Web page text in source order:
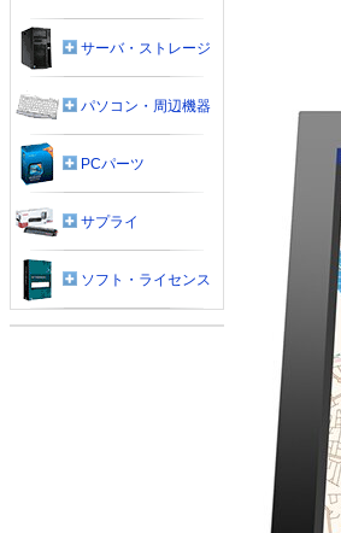
サーバ・ストレージ
パソコン・周辺機器
PCパーツ
サプライ
ソフト・ライセンス